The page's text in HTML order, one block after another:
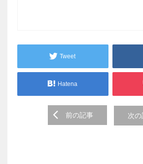
Tweet
Hatena
navigation
前の記事 次